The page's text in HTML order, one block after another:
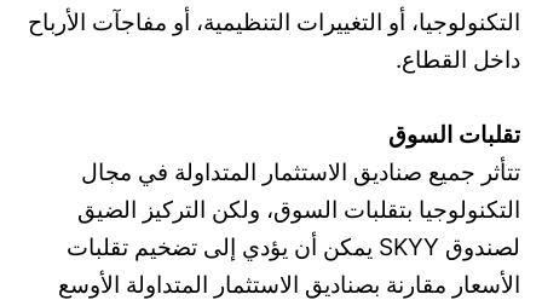
التكنولوجيا، أو التغييرات التنظيمية، أو مفاجآت الأرباح
داخل القطاع.
تقلبات السوق
تتأثر جميع صناديق الاستثمار المتداولة في مجال
التكنولوجيا بتقلبات السوق، ولكن التركيز الضيق
لصندوق SKYY يمكن أن يؤدي إلى تضخيم تقلبات
الأسعار مقارنة بصناديق الاستثمار المتداولة الأوسع